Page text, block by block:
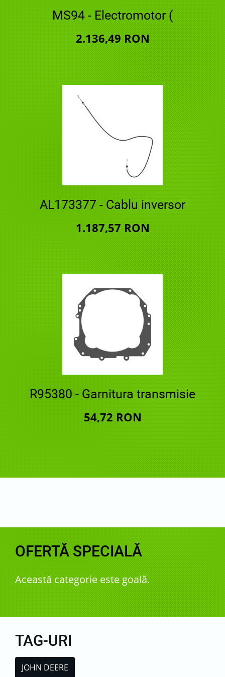
MS94 - Electromotor (
2.136,49 RON
AL173377 - Cablu inversor
1.187,57 RON
R95380 - Garnitura transmisie
54,72 RON
OFERTĂ SPECIALĂ
Această categorie este goală.
TAG-URI
JOHN DEERE